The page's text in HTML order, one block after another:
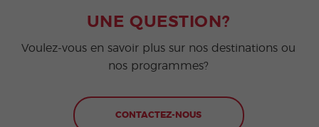
UNE QUESTION?
Voulez-vous en savoir plus sur nos destinations ou
nos programmes?
CONTACTEZ-NOUS